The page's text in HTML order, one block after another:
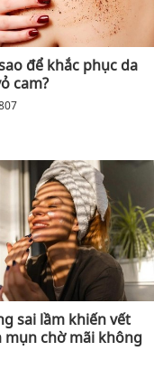
để khắc phục da
cam?
sai lầm khiến vết
mụn chờ mãi không